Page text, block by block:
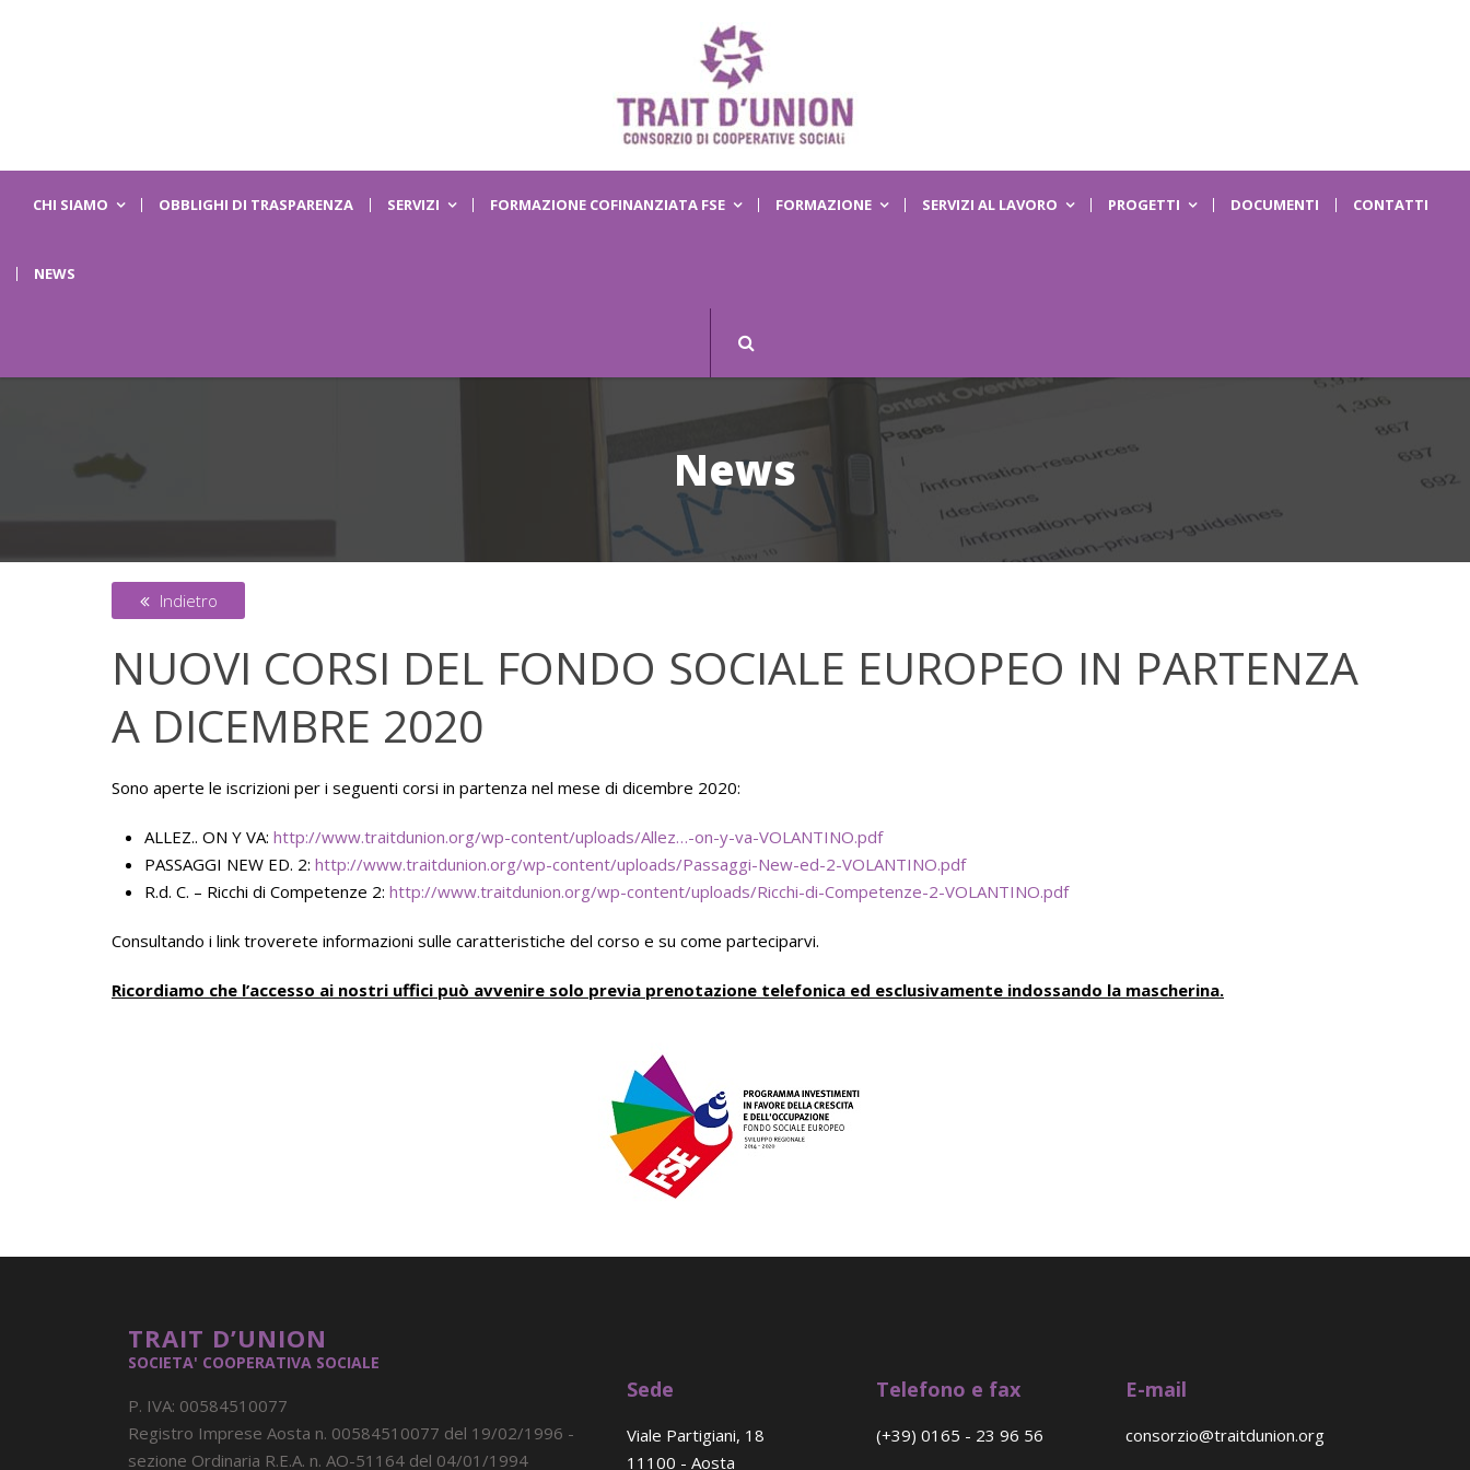
CHI SIAMO OBBLIGHI DI TRASPARENZA SERVIZI FORMAZIONE COFINANZIATA FSE FORMAZIONE SERVIZI AL LAVORO PROGETTI DOCUMENTI CONTATTI
NEWS
News
Indietro
NUOVI CORSI DEL FONDO SOCIALE EUROPEO IN PARTENZA
A DICEMBRE 2020
Sono aperte le iscrizioni per i seguenti corsi in partenza nel mese di dicembre 2020:
ALLEZ.. ON Y VA: http://www.traitdunion.org/wp-content/uploads/Allez…-on-y-va-VOLANTINO.pdf
PASSAGGI NEW ED. 2: http://www.traitdunion.org/wp-content/uploads/Passaggi-New-ed-2-VOLANTINO.pdf
R.d. C. – Ricchi di Competenze 2: http://www.traitdunion.org/wp-content/uploads/Ricchi-di-Competenze-2-VOLANTINO.pdf
Consultando i link troverete informazioni sulle caratteristiche del corso e su come parteciparvi.
Ricordiamo che l’accesso ai nostri uffici può avvenire solo previa prenotazione telefonica ed esclusivamente indossando la mascherina.
TRAIT D’UNION
SOCIETA' COOPERATIVA SOCIALE
P. IVA: 00584510077
Registro Imprese Aosta n. 00584510077 del 19/02/1996 -
sezione Ordinaria R.E.A. n. AO-51164 del 04/01/1994
Sede
Viale Partigiani, 18
11100 - Aosta
Telefono e fax
(+39) 0165 - 23 96 56
E-mail
consorzio@traitdunion.org